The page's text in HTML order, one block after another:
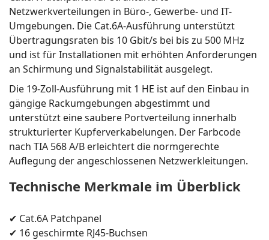
Netzwerkverteilungen in Büro-, Gewerbe- und IT-
Umgebungen. Die Cat.6A-Ausführung unterstützt
Übertragungsraten bis 10 Gbit/s bei bis zu 500 MHz
und ist für Installationen mit erhöhten Anforderungen
an Schirmung und Signalstabilität ausgelegt.
Die 19-Zoll-Ausführung mit 1 HE ist auf den Einbau in
gängige Rackumgebungen abgestimmt und
unterstützt eine saubere Portverteilung innerhalb
strukturierter Kupferverkabelungen. Der Farbcode
nach TIA 568 A/B erleichtert die normgerechte
Auflegung der angeschlossenen Netzwerkleitungen.
Technische Merkmale im Überblick
✔ Cat.6A Patchpanel
✔ 16 geschirmte RJ45-Buchsen